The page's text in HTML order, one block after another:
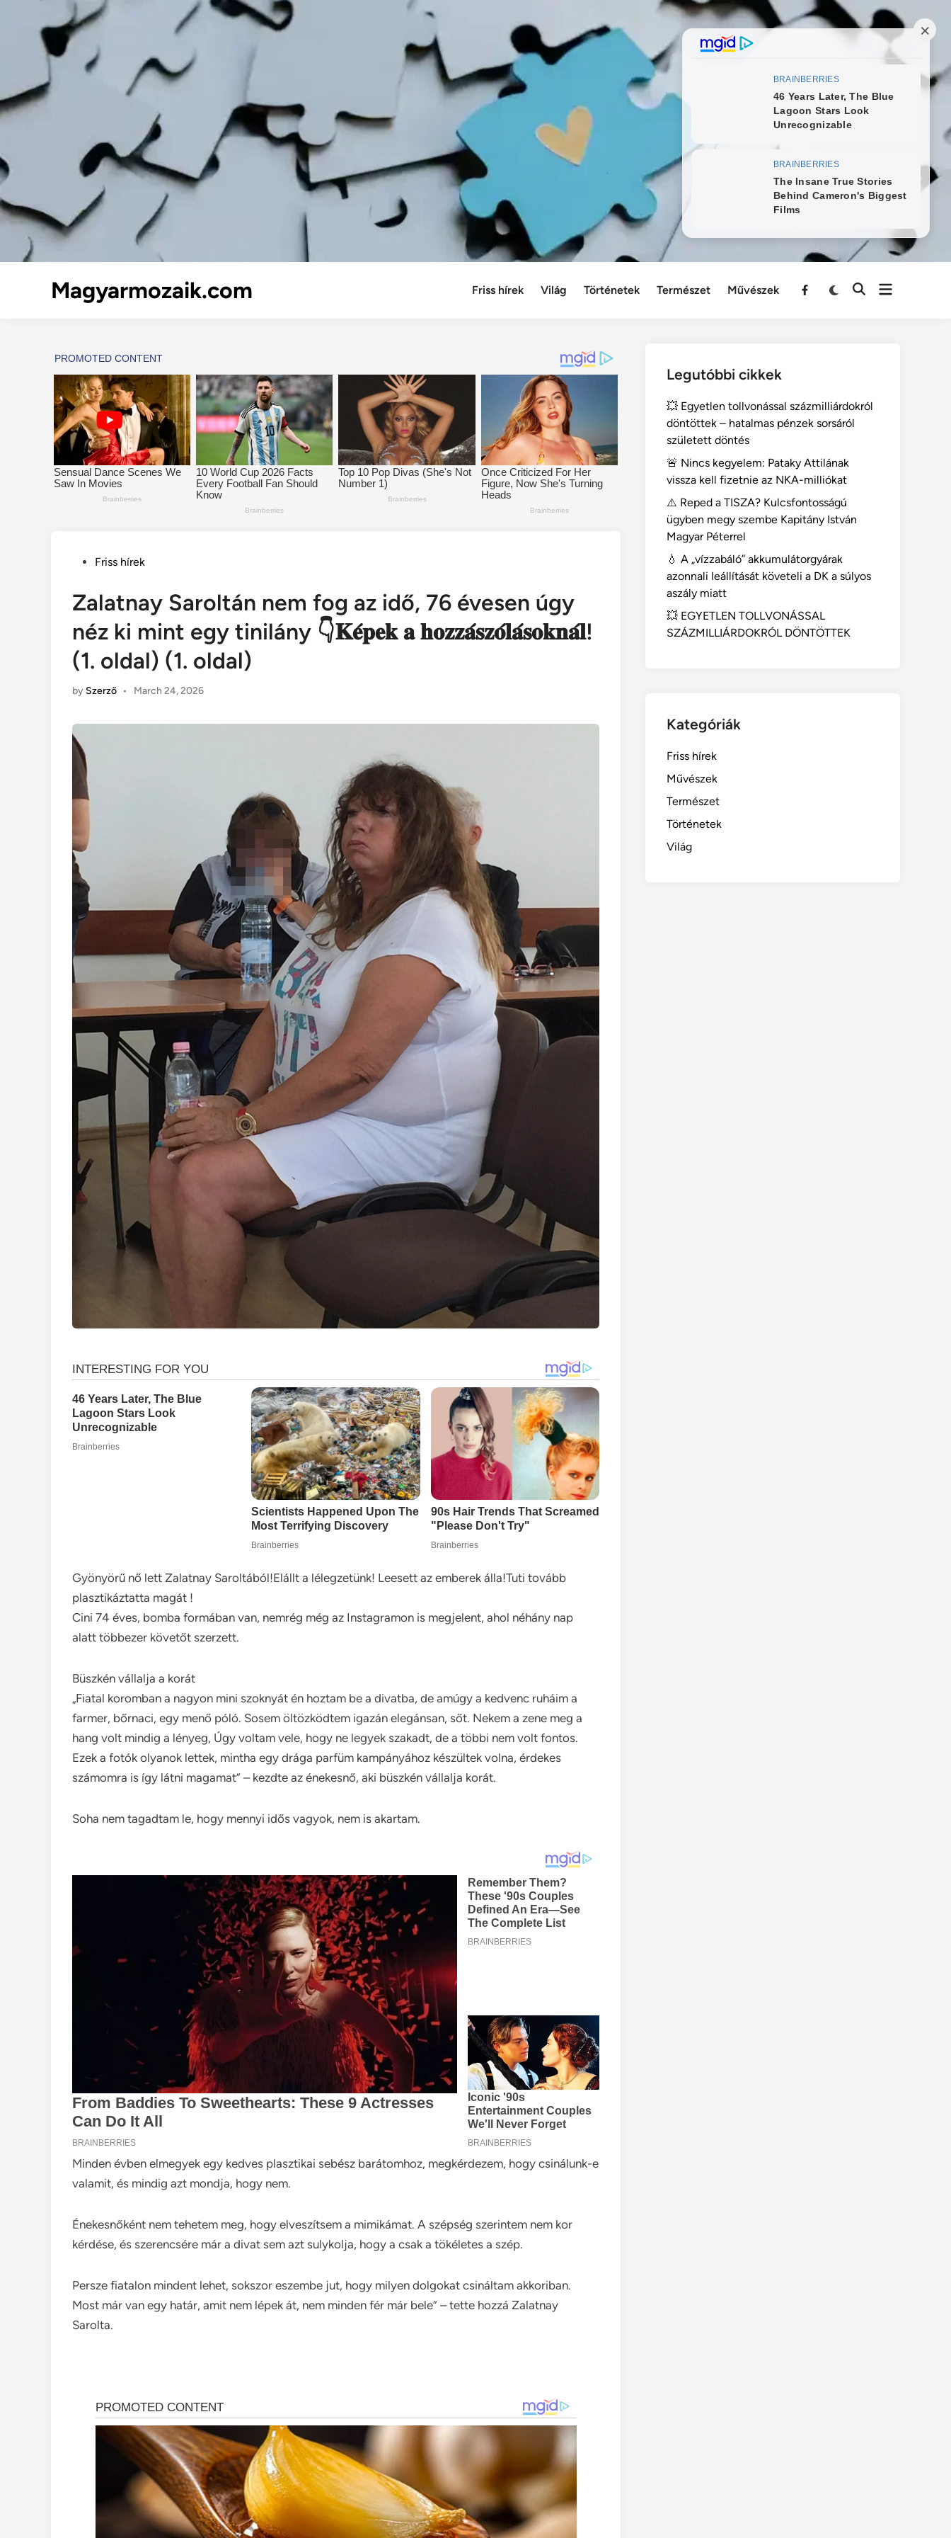
Magyarmozaik.com Friss hírek Világ Történetek Természet Művészek
Menu
PostedFriss hírek
Zalatnay Saroltán nem fog az idő, 76 évesen úgy
néz ki mint egy tinilány 👇𝐊𝐞́𝐩𝐞𝐤 𝐚 𝐡𝐨𝐳𝐳𝐚́𝐬𝐳𝐨́𝐥𝐚́𝐬𝐨𝐤𝐧𝐚́𝐥!
(1. oldal) (1. oldal)
by Szerző • March 24, 2026
Gyönyörű nő lett Zalatnay Saroltából!Elállt a lélegzetünk! Leesett az emberek álla!Tuti tovább
plasztikáztatta magát !
Cini 74 éves, bomba formában van, nemrég még az Instagramon is megjelent, ahol néhány nap
alatt többezer követőt szerzett.
Büszkén vállalja a korát
„Fiatal koromban a nagyon mini szoknyát én hoztam be a divatba, de amúgy a kedvenc ruháim a
farmer, bőrnaci, egy menő póló. Sosem öltözködtem igazán elegánsan, sőt. Nekem a zene meg a
hang volt mindig a lényeg, Úgy voltam vele, hogy ne legyek szakadt, de a többi nem volt fontos.
Ezek a fotók olyanok lettek, mintha egy drága parfüm kampányához készültek volna, érdekes
számomra is így látni magamat” – kezdte az énekesnő, aki büszkén vállalja korát.
Soha nem tagadtam le, hogy mennyi idős vagyok, nem is akartam.
Minden évben elmegyek egy kedves plasztikai sebész barátomhoz, megkérdezem, hogy csinálunk-e
valamit, és mindig azt mondja, hogy nem.
Énekesnőként nem tehetem meg, hogy elveszítsem a mimikámat. A szépség szerintem nem kor
kérdése, és szerencsére már a divat sem azt sulykolja, hogy a csak a tökéletes a szép.
Persze fiatalon mindent lehet, sokszor eszembe jut, hogy milyen dolgokat csináltam akkoriban.
Most már van egy határ, amit nem lépek át, nem minden fér már bele” – tette hozzá Zalatnay
Sarolta.
Legutóbbi cikkek
💥 Egyetlen tollvonással százmilliárdokról
döntöttek – hatalmas pénzek sorsáról
született döntés
🚨 Nincs kegyelem: Pataky Attilának
vissza kell fizetnie az NKA-milliókat
⚠️ Reped a TISZA? Kulcsfontosságú
ügyben megy szembe Kapitány István
Magyar Péterrel
💧 A „vízzabáló” akkumulátorgyárak
azonnali leállítását követeli a DK a súlyos
aszály miatt
💥 EGYETLEN TOLLVONÁSSAL
SZÁZMILLIÁRDOKRÓL DÖNTÖTTEK
Kategóriák
Friss hírek
Művészek
Természet
Történetek
Világ